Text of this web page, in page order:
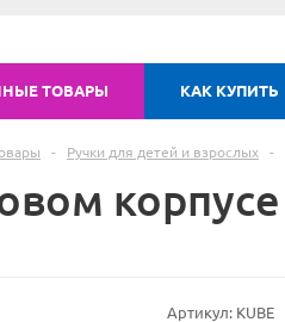
ТОВАРЫ КАК КУПИТЬ
- Ручки для детей и взрослых -
корпусе
Артикул: KUBE